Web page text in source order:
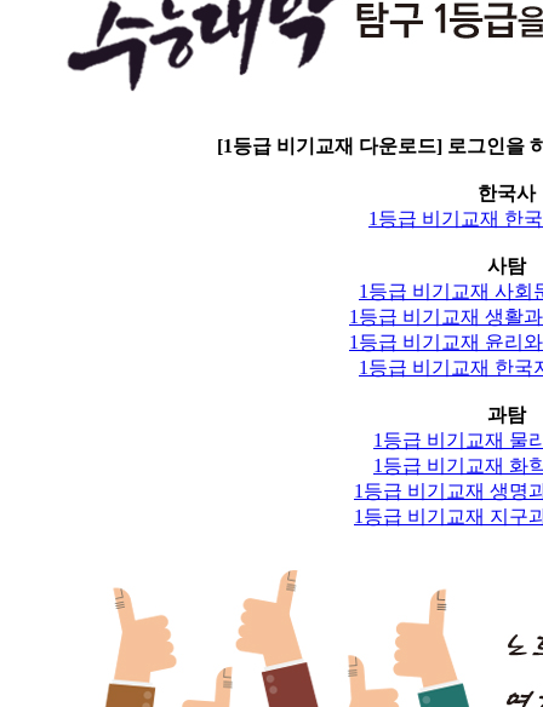
[1등급 비기교재 다운로드] 로그인을
한국사
1등급 비기교재 한
사탐
1등급 비기교재 사회
1등급 비기교재 생활
1등급 비기교재 윤리
1등급 비기교재 한국
과탐
1등급 비기교재 물
1등급 비기교재 화
1등급 비기교재 생명
1등급 비기교재 지구